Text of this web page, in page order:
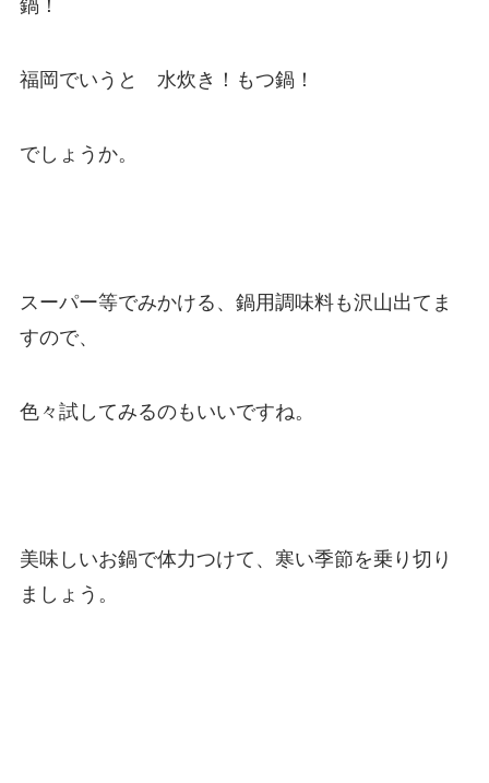
鍋！
福岡でいうと 水炊き！もつ鍋！
でしょうか。
スーパー等でみかける、鍋用調味料も沢山出てま
すので、
色々試してみるのもいいですね。
美味しいお鍋で体力つけて、寒い季節を乗り切り
ましょう。